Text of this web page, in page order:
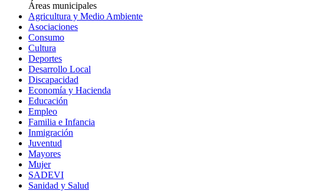
Áreas municipales
Agricultura y Medio Ambiente
Asociaciones
Consumo
Cultura
Deportes
Desarrollo Local
Discapacidad
Economía y Hacienda
Educación
Empleo
Familia e Infancia
Inmigración
Juventud
Mayores
Mujer
SADEVI
Sanidad y Salud